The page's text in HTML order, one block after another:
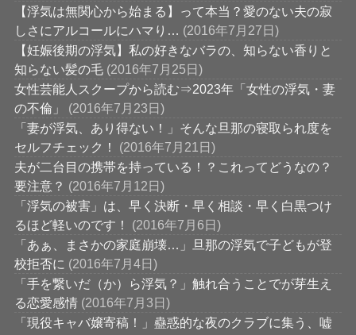
【浮気は無関心から始まる】って本当？愛のない夫の寂
しさにアルコールにハマり… (2016年7月27日)
【妊娠後期の浮気】私の好きなバラの、知らない香りと
知らない髪の毛 (2016年7月25日)
女性芸能人スクープから読む⇒2023年「女性の浮気・妻
の不倫」
(2016年7月23日)
「妻が浮気、あり得ない！」そんな旦那の寝取られ度を
セルフチェック！
(2016年7月21日)
夫が二台目の携帯を持っている！？これってどうなの？
要注意？ (2016年7月12日)
「浮気の被害」は、早く決断・早く相談・早く白黒つけ
るほど軽いのです！
(2016年7月6日)
「あぁ、まさかの家庭崩壊…」旦那の浮気で子どもが登
校拒否に (2016年7月4日)
「手を繋いだ（か）ら浮気？」触れ合うことでが芽生え
る恋愛感情 (2016年7月3日)
「現役キャバ嬢寄稿！」蠱惑的な夜のクラブに集う、嘘